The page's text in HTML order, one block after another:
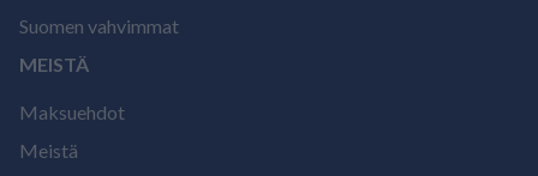
Suomen vahvimmat
MEISTÄ
Maksuehdot
Meistä